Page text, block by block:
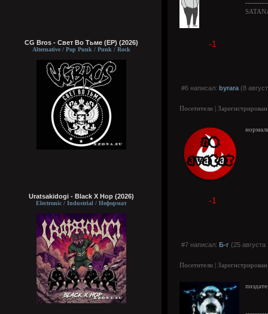
CG Bros - Свет Во Тьме (EP) (2026)
Alternative / Pop Punk / Punk / Rock
Uratsakidogi - Black X Hop (2026)
Electronic / Industrial / Неформат
-1
#6 написал: byrara (8
Посетители |
-1
#7 написал: Б-г (25
Посетители |